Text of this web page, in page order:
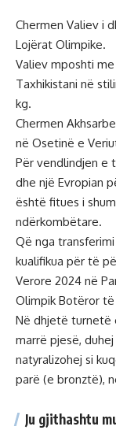
Chermen Valiev i
Lojërat Olimpike.
Valiev mposhti
Taxhikistani në
kg.
Chermen
në Osetinë e
Për vendlindjen e
dhe një Evropian
është fitues i
ndërkombëtare.
Që nga
kualifikua për të
Verore 2024 në
Olimpik Botëror të
Në dhjetë turnetë
marrë pjesë,
natyralizohej si
parë (e bronztë),
Ju gjithashtu